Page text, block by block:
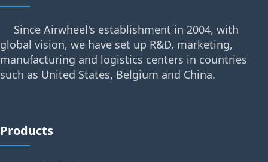
Since Airwheel's establishment in 2004, with
global vision, we have set up R&D, marketing,
manufacturing and logistics centers in countries
such as United States, Belgium and China.
Products